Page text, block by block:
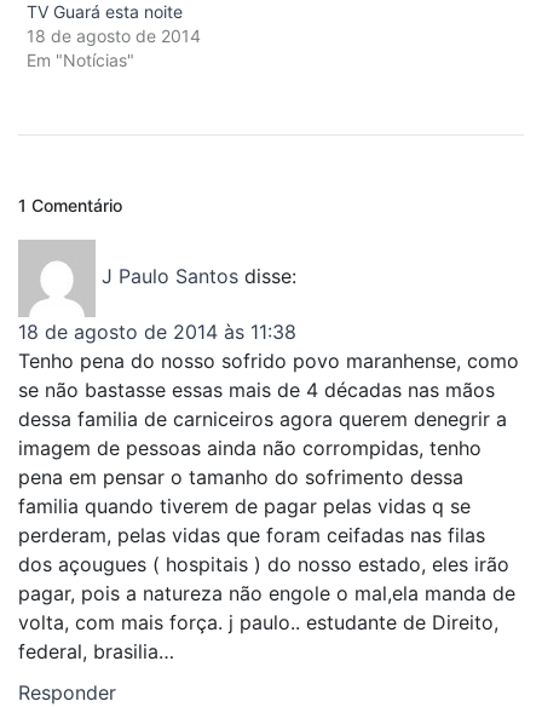
TV Guará esta noite
18 de agosto de 2014
Em "Notícias"
1 Comentário
J Paulo Santos disse:
18 de agosto de 2014 às 11:38
Tenho pena do nosso sofrido povo maranhense, como
se não bastasse essas mais de 4 décadas nas mãos
dessa familia de carniceiros agora querem denegrir a
imagem de pessoas ainda não corrompidas, tenho
pena em pensar o tamanho do sofrimento dessa
familia quando tiverem de pagar pelas vidas q se
perderam, pelas vidas que foram ceifadas nas filas
dos açougues ( hospitais ) do nosso estado, eles irão
pagar, pois a natureza não engole o mal,ela manda de
volta, com mais força. j paulo.. estudante de Direito,
federal, brasilia…
Responder